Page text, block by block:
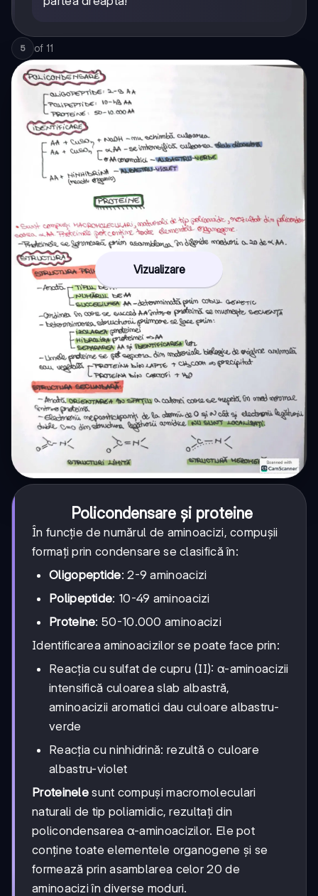
5 of 11
Vizualizare
Policondensare și proteine
În funcție de numărul de aminoacizi, compușii
formați prin condensare se clasifică în:
Oligopeptide: 2-9 aminoacizi
Polipeptide: 10-49 aminoacizi
Proteine: 50-10.000 aminoacizi
Identificarea aminoacizilor se poate face prin:
Reacția cu sulfat de cupru (II): α-aminoacizii
intensifică culoarea slab albastră,
aminoacizii aromatici dau culoare albastru-
verde
Reacția cu ninhidrină: rezultă o culoare
albastru-violet
Proteinele sunt compuși macromoleculari
naturali de tip poliamidic, rezultați din
policondensarea α-aminoacizilor. Ele pot
conține toate elementele organogene și se
formează prin asamblarea celor 20 de
aminoacizi în diverse moduri.